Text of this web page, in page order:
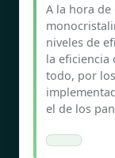
A la hora
niveles de
la eficiencia
todo, por
el de los